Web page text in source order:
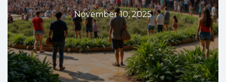
November 10, 2025